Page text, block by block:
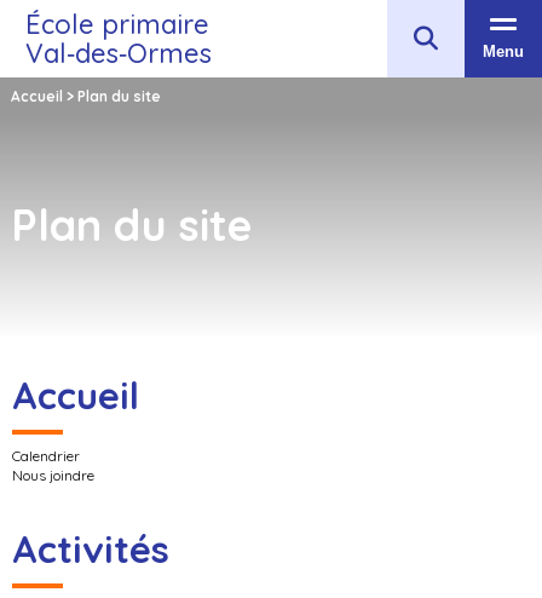
École primaire
Val‑des‑Ormes
Menu
Accueil > Plan du site
Plan du site
Accueil
Calendrier
Nous joindre
Activités